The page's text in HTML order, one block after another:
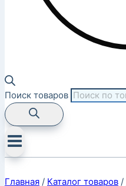
Поиск товаров
Главная / Каталог товаров /